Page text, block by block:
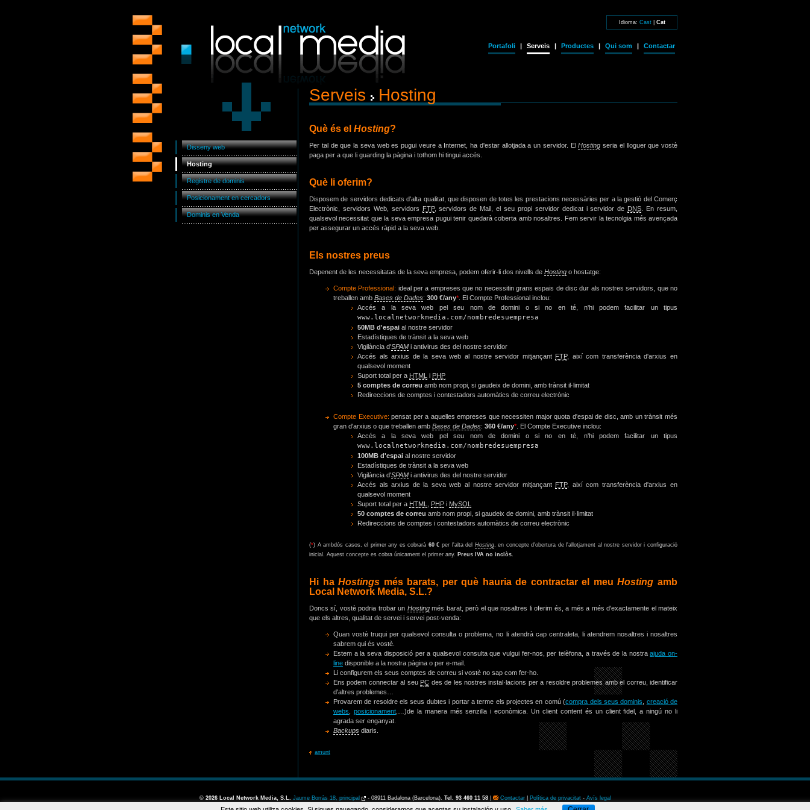
Idioma: Cast| Cat
Portafoli | Serveis | Productes | Qui som | Contactar
Disseny web
Hosting
Registre de dominis
Posicionament en cercadors
Dominis en Venda
Serveis Hosting
Què és el Hosting?
Per tal de que la seva web es pugui veure a Internet, ha d'estar allotjada a un servidor. ElHosting seria el lloguer que vostè
paga per a que li guarding la pàgina i tothom hi tingui accés.
Què li oferim?
Disposem de servidors dedicats d'alta qualitat, que disposen de totes les prestacions necessàries per a la gestió del Comerç
Electrònic, servidors Web, servidors FTP, servidors de Mail, el seu propi servidor dedicat i servidor de DNS . En resum,
qualsevol necessitat que la seva empresa pugui tenir quedarà coberta amb nosaltres. Fem servir la tecnolgia més avençada
per assegurar un accés ràpid a la seva web.
Els nostres preus
Depenent de les necessitatas de la seva empresa, podem oferir-li dos nivells de Hosting o hostatge:
Compte Professional: ideal per a empreses que no necessitin grans espais de disc dur als nostres servidors, que no
treballen amb Bases de Dades: 300 €/any* . El Compte Professional inclou:
Accés a la seva web pel seu nom de domini o si no en té, n'hi podem facilitar un tipus
www.localnetworkmedia.com/nombredesuempresa
50MB d'espai al nostre servidor
Estadístiques de trànsit a la seva web
Vigilància d'SPAM i antivirus des del nostre servidor
Accés als arxius de la seva web al nostre servidor mitjançant FTP, així com transferència d'arxius en
qualsevol moment
Suport total per a HTML i PHP
5 comptes de correu amb nom propi, si gaudeix de domini, amb trànsit il·limitat
Redireccions de comptes i contestadors automàtics de correu electrònic
Compte Executive: pensat per a aquelles empreses que necessiten major quota d'espai de disc, amb un trànsit més
gran d'arxius o que treballen amb Bases de Dades: 360 €/any* . El Compte Executive inclou:
Accés a la seva web pel seu nom de domini o si no en té, n'hi podem facilitar un tipus
www.localnetworkmedia.com/nombredesuempresa
100MB d'espai al nostre servidor
Estadístiques de trànsit a la seva web
Vigilància d'SPAM i antivirus des del nostre servidor
Accés als arxius de la seva web al nostre servidor mitjançant FTP, així com transferència d'arxius en
qualsevol moment
Suport total per a HTML PHP i MySQL
50 comptes de correu amb nom propi, si gaudeix de domini, amb trànsit il·limitat
Redireccions de comptes i contestadors automàtics de correu electrònic
(*) A ambdós casos, el primer any es cobrarà 60 € per l'alta del Hosting, en concepte d'obertura de l'allotjament al nostre servidor i configuració
inicial. Aquest concepte es cobra únicament el primer any. Preus IVA no inclòs.
Hi haHostings més barats, per què hauria de contractar el meuHosting amb
Local Network Media, S.L.?
Doncs sí, vostè podria trobar un Hostingmés barat, però el que nosaltres li oferim és, a més a més d'exactamente el mateix
que els altres, qualitat de servei i servei post-venda:
Quan vostè truqui per qualsevol consulta o problema, no li atendrà cap centraleta, li atendrem nosaltres i nosaltres
sabrem qui és vostè.
Estem a la seva disposició per a qualsevol consulta que vulgui fer-nos, per telèfona, a través de la nostraajuda on-
line disponible a la nostra pàgina o per e-mail.
Li configurem els seus comptes de correu si vostè no sap com fer-ho.
Ens podem connectar al seu PC des de les nostres instal·lacions per a resoldre problemes amb el correu, identificar
d'altres problemes…
Provarem de resoldre els seus dubtes i portar a terme els projectes en comú (compra dels seus dominis
creació de
webs
posicionament,…)de la manera més senzilla i econòmica. Un client content és un client fidel, a ningú no li
agrada ser enganyat.
Backups diaris.
amunt
© 2026 Local Network Media, S.L. Jaume Borràs 18, principal - 08911 Badalona(Barcelona). Tel. 93 460 11 58| Contactar| Política de privacitat- Avís legal